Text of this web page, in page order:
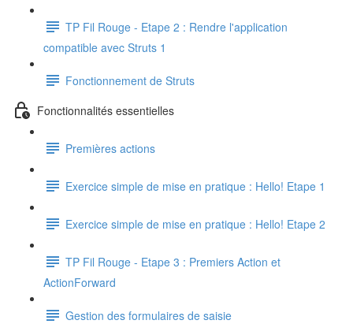
TP Fil Rouge - Etape 2 : Rendre l'application
compatible avec Struts 1
Fonctionnement de Struts
Fonctionnalités essentielles
Premières actions
Exercice simple de mise en pratique : Hello! Etape 1
Exercice simple de mise en pratique : Hello! Etape 2
TP Fil Rouge - Etape 3 : Premiers Action et
ActionForward
Gestion des formulaires de saisie